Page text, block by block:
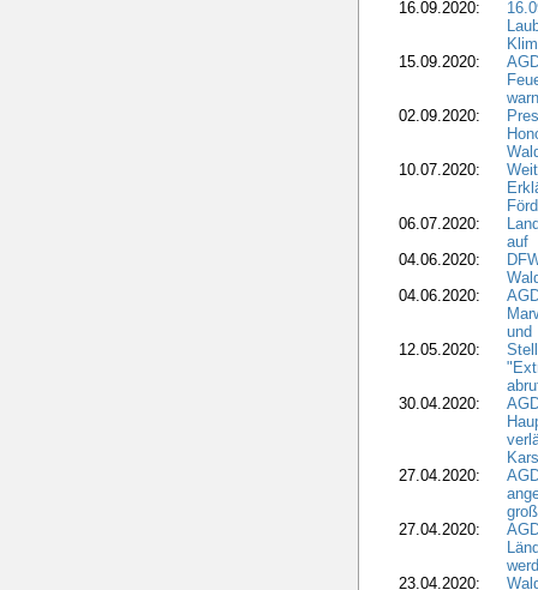
16.09.2020:
15.09.2020:
02.09.2020:
10.07.2020:
06.07.2020:
auf
04.06.2020:
04.06.2020:
und
12.05.2020:
30.04.2020:
27.04.2020:
27.04.2020:
23.04.2020: